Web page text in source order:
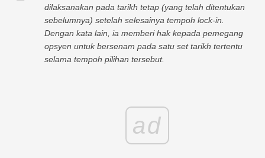
dilaksanakan pada tarikh tetap (yang telah ditentukan
sebelumnya) setelah selesainya tempoh lock-in.
Dengan kata lain, ia memberi hak kepada pemegang
opsyen untuk bersenam pada satu set tarikh tertentu
selama tempoh pilihan tersebut.
ad